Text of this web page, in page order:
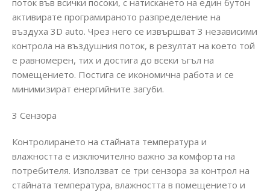
поток във всички посоки, с натискането на един бутон
активирате програмираното разпределение на
въздуха 3D auto. Чрез него се извършват 3 независими
контрола на въздушния поток, в резултат на което той
е равномерен, тих и достига до всеки ъгъл на
помещението. Постига се икономична работа и се
минимизират енергийните загуби.
3 Сензора
Контролирането на стайната температура и
влажността е изключително важно за комфорта на
потребителя. Използват се три сензора за контрол на
стайната температура, влажността в помещението и